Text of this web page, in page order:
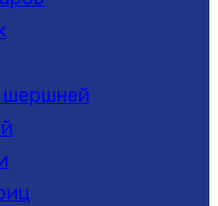
шершней